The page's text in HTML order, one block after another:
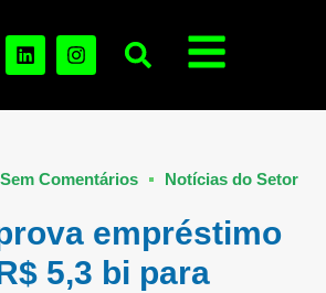
Sem Comentários Notícias do Setor
empréstimo
5,3 bi para